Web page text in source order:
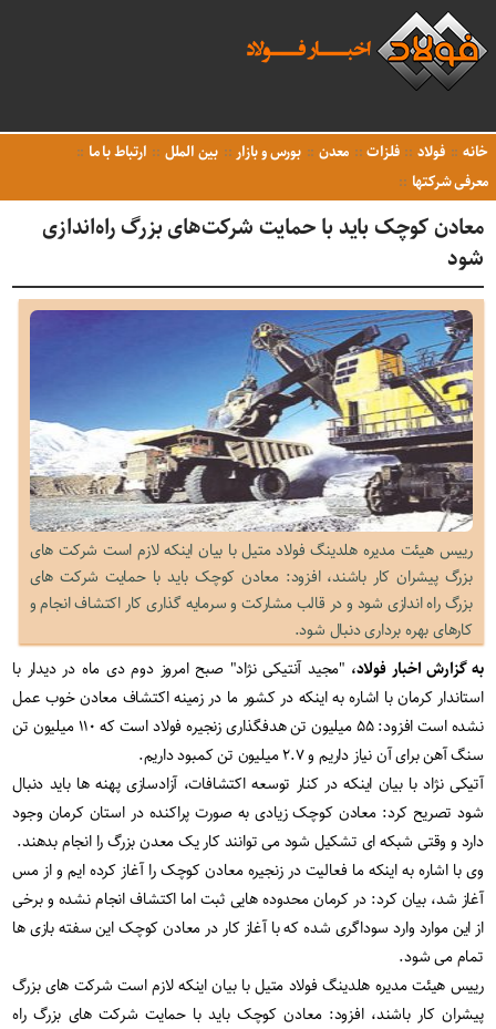
خانه فولاد فلزات معدن بورس و بازار بین الملل
ارتباط با ما
معرفی شرکتها
معادن کوچک باید با حمایت شرکت‌های بزرگ راه‌اندازی
شود
رییس هیئت مدیره هلدینگ فولاد متیل با بیان اینکه لازم است شرکت های
بزرگ پیشران کار باشند، افزود: معادن کوچک باید با حمایت شرکت های
بزرگ راه اندازی شود و در قالب مشارکت و سرمایه گذاری کار اکتشاف انجام و
کارهای بهره برداری دنبال شود.
به گزارش اخبار فولاد، "مجید آنتیکی نژاد" صبح امروز دوم دی ماه در دیدار با
استاندار کرمان با اشاره به اینکه در کشور ما در زمینه اکتشاف معادن خوب عمل
نشده است افزود: ۵۵ میلیون تن هدفگذاری زنجیره فولاد است که ۱۱۰ میلیون تن
سنگ آهن برای آن نیاز داریم و ۲.۷ میلیون تن کمبود داریم.
آتیکی نژاد با بیان اینکه در کنار توسعه اکتشافات، آزادسازی پهنه ها باید دنبال
شود تصریح کرد: معادن کوچک زیادی به صورت پراکنده در استان کرمان وجود
دارد و وقتی شبکه ای تشکیل شود می توانند کار یک معدن بزرگ را انجام بدهند.
وی با اشاره به اینکه ما فعالیت در زنجیره معادن کوچک را آغاز کرده ایم و از مس
آغاز شد، بیان کرد: در کرمان محدوده هایی ثبت اما اکتشاف انجام نشده و برخی
از این موارد وارد سوداگری شده که با آغاز کار در معادن کوچک این سفته بازی ها
تمام می شود.
رییس هیئت مدیره هلدینگ فولاد متیل با بیان اینکه لازم است شرکت های بزرگ
پیشران کار باشند، افزود: معادن کوچک باید با حمایت شرکت های بزرگ راه